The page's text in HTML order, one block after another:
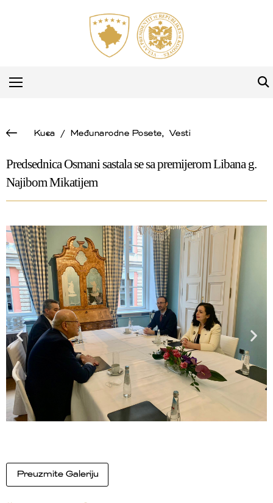
Kuca/ Međunarodne Posete, Vesti
Predsednica Osmani sastala se sa premijerom Libana g.
Najibom Mikatijem
Preuzmite Galeriju